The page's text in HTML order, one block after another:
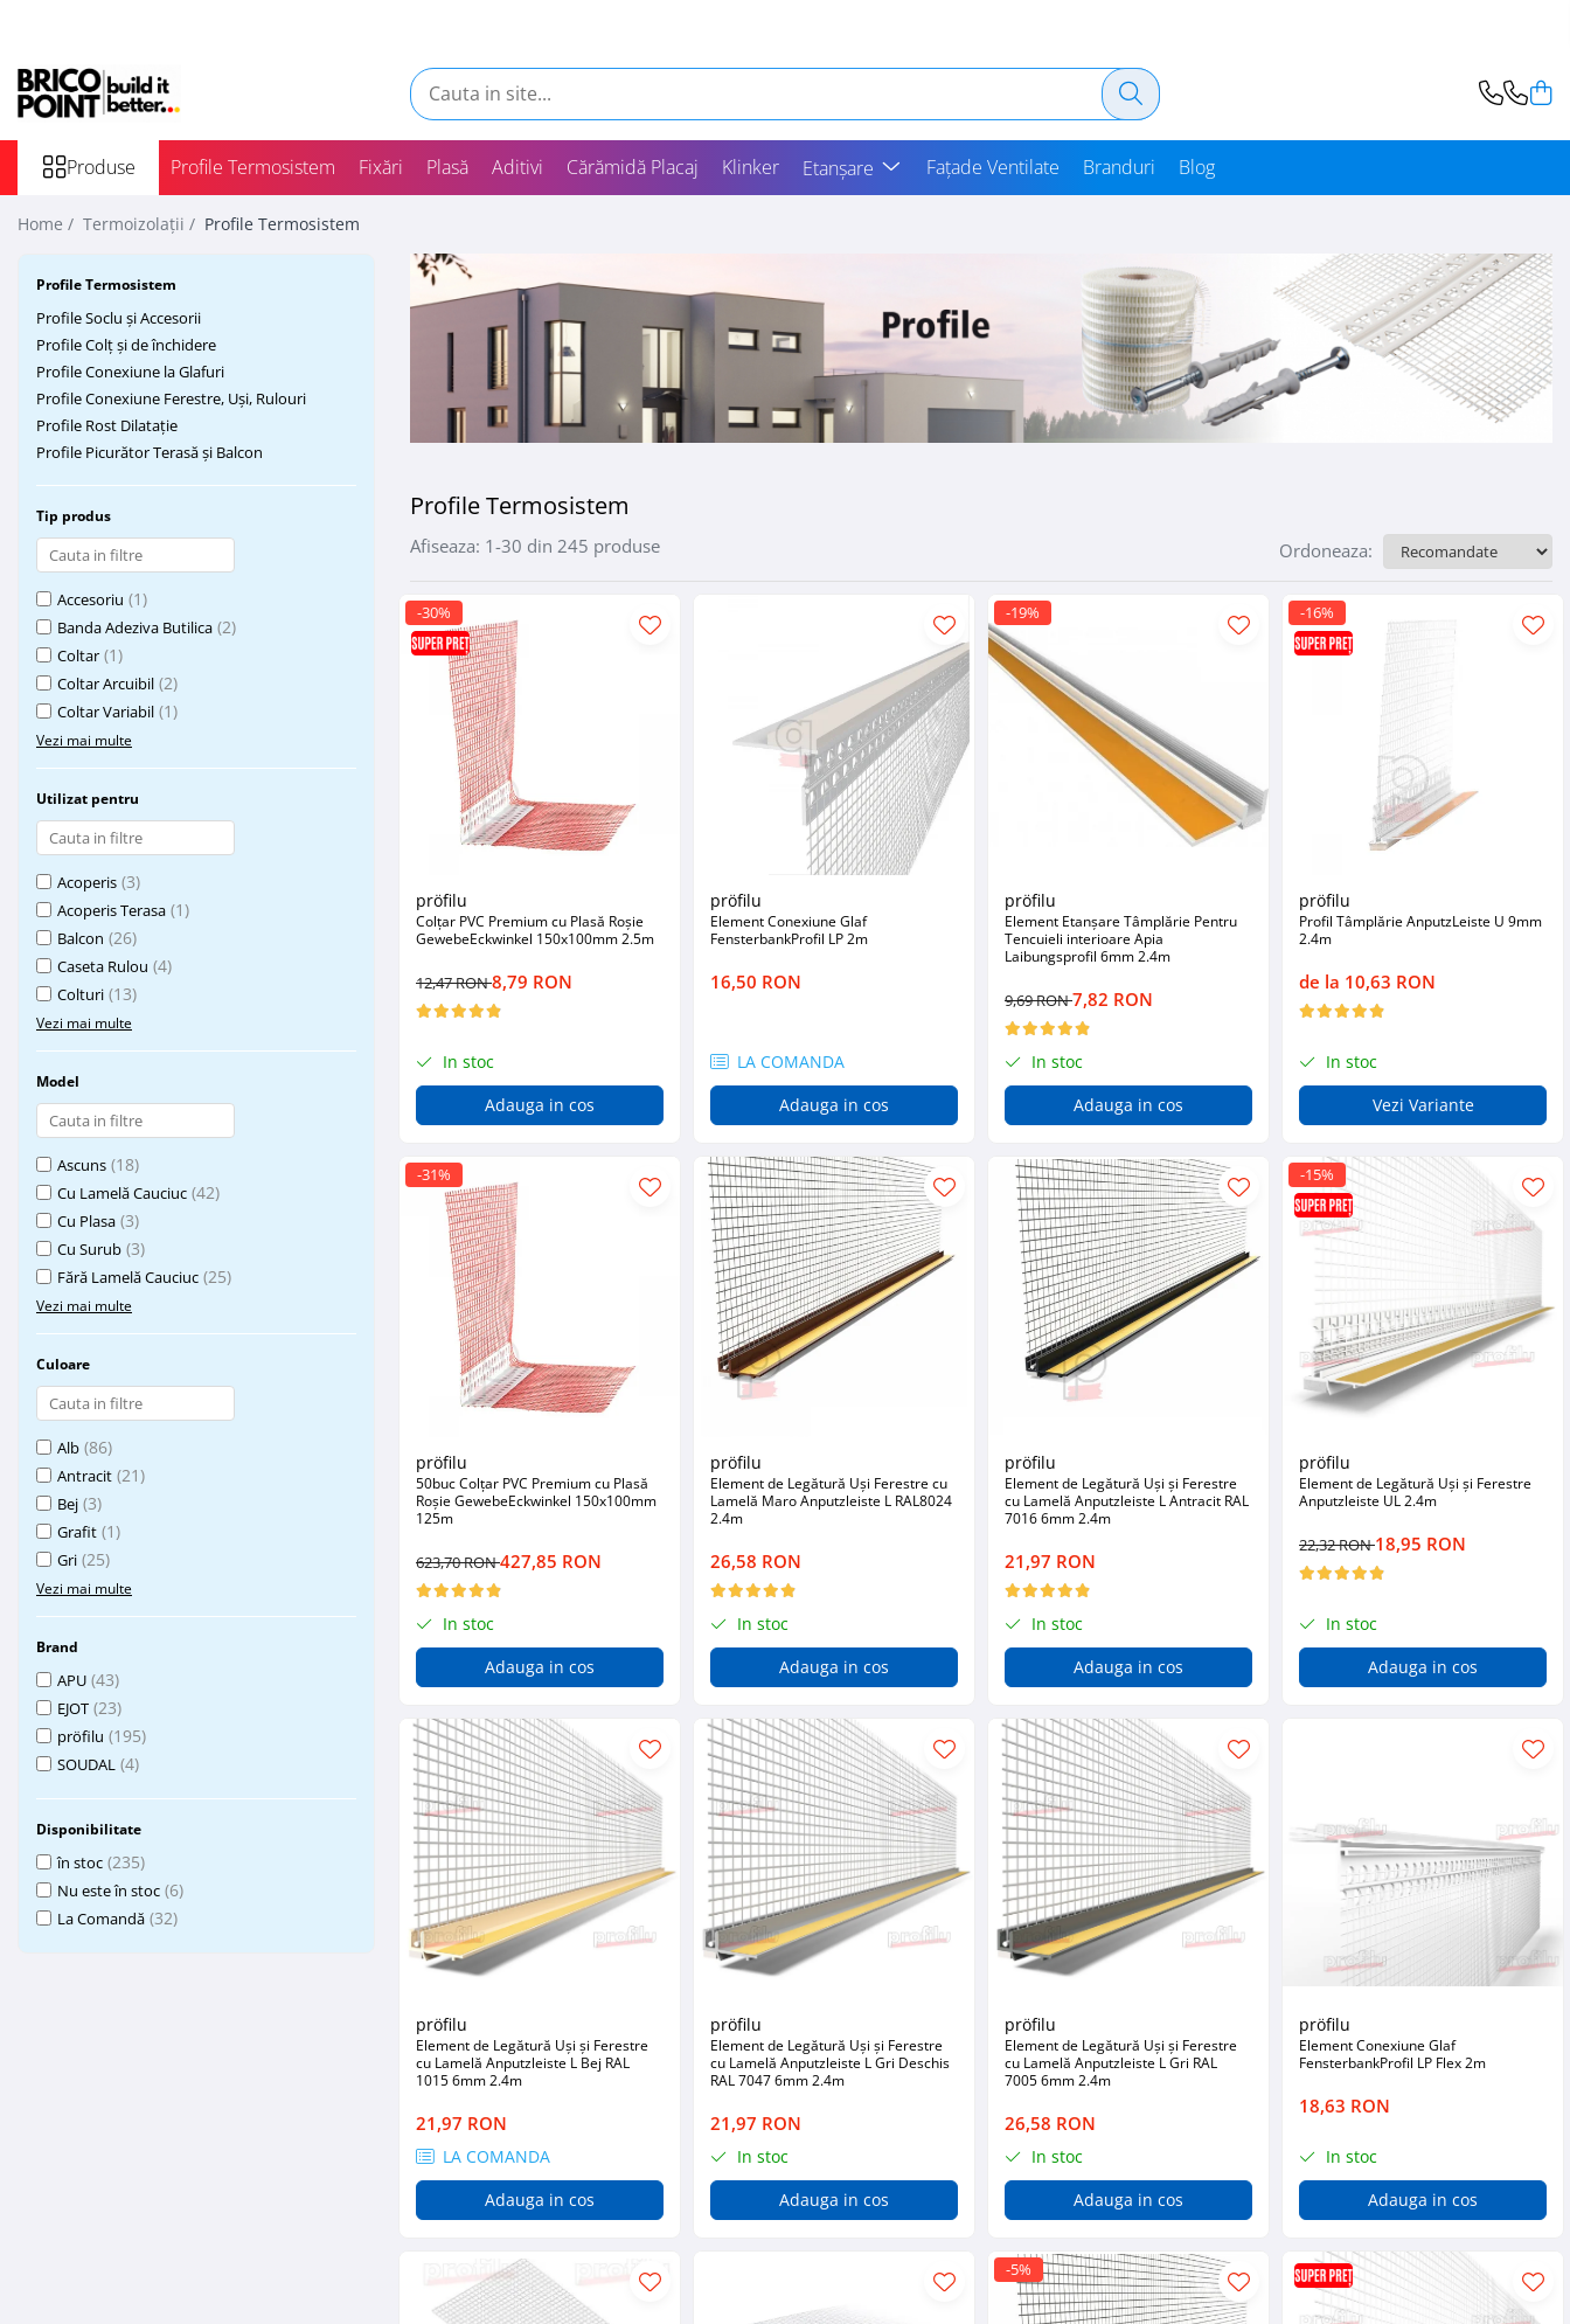
Produse
Termoizolații
Profile Termosistem
Profile Soclu și Accesorii
Profile Colț și de închidere
Profile Conexiune Ferestre, Uși,
Rulouri
Profile Rost Dilatație
Profile Picurător Terasă și Balcon
Fixări Termoizolații
Dibluri prin Batere
Dibluri prin înfiletare
Plasă Armare
Plasă Termoizolație
Plasă Tencuieli și Șape
Alte Plase
Doze și Platforme
Adezivi Termoizolații
Benzi Adezive
Etanșare Străpungeri
Folie Difuzie Anticondens
Vată Minerală
Vată Bazaltică
Polistiren Expandat & Extrudat
Finisaje
Accesorii Finisaje
Garnituri Adezive Uși Ferestre
Gips Carton
Șuruburi Gips Carton
Piese pentru CD si UA
Benzi Gips Carton
Dibluri Gips Carton
Profile Gips Carton
Ipsos îmbinare Gips Carton
Lemn
Adezivi Acoperiri Elastice și Textile
Adezivi Parchet și Lemn
Produse pentru Curățare
Colțare Protecție
Profile Baie
Placări Ceramice și din Piatră
Profile Dilatatie
Chituri de Rosturi
Distanțiere si Pene pentru Nivelare
Adezivi
Produse pentru Curățare
Hidroizolații
Accesorii Hidroizolații
Etanșanți Elastici și Adezivi
Etanșanți
Etanșare
La Aer
La Ferestre
La Străpungeri
Produse Profile Termosistem Fixări Plasă Aditivi Cărămidă Placaj Klinker Etanșare Fațade Ventilate Branduri Blog
Home / Termoizolații / Profile Termosistem
Profile Termosistem
Profile Termosistem
Profile Soclu și Accesorii
Profile Colț și de închidere
Profile Conexiune la Glafuri
Profile Conexiune Ferestre, Uși, Rulouri
Profile Rost Dilatație
Profile Picurător Terasă și Balcon
Tip produs
Accesoriu (1)
Banda Adeziva Butilica (2)
Coltar (1)
Coltar Arcuibil (2)
Coltar Variabil (1)
Vezi mai multe
Utilizat pentru
Acoperis (3)
Acoperis Terasa (1)
Balcon (26)
Caseta Rulou (4)
Colturi (13)
Vezi mai multe
Model
Ascuns (18)
Cu Lamelă Cauciuc (42)
Cu Plasa (3)
Cu Surub (3)
Fără Lamelă Cauciuc (25)
Vezi mai multe
Culoare
Alb (86)
Antracit (21)
Bej (3)
Grafit (1)
Gri (25)
Vezi mai multe
Brand
APU (43)
EJOT (23)
pröfilu (195)
SOUDAL (4)
Disponibilitate
în stoc (235)
Nu este în stoc (6)
La Comandă (32)
Afiseaza: 1-30 din 245 produse Ordoneaza:
-30%
pröfilu
Colțar PVC Premium cu Plasă Roșie
GewebeEckwinkel 150x100mm 2.5m
12,47 RON8,79 RON
In stoc
Adauga in cos
pröfilu
Element Conexiune Glaf
FensterbankProfil LP 2m
16,50 RON
LA COMANDA
Adauga in cos
-19%
pröfilu
Element Etanșare Tâmplărie Pentru
Tencuieli interioare Apia
Laibungsprofil 6mm 2.4m
9,69 RON7,82 RON
In stoc
Adauga in cos
-16%
pröfilu
Profil Tâmplărie AnputzLeiste U 9mm
2.4m
de la 10,63 RON
In stoc
Vezi Variante
-31%
pröfilu
50buc Colțar PVC Premium cu Plasă
Roșie GewebeEckwinkel 150x100mm
125m
623,70 RON427,85 RON
In stoc
Adauga in cos
pröfilu
Element de Legătură Uși Ferestre cu
Lamelă Maro Anputzleiste L RAL8024
2.4m
26,58 RON
In stoc
Adauga in cos
pröfilu
Element de Legătură Uși și Ferestre
cu Lamelă Anputzleiste L Antracit RAL
7016 6mm 2.4m
21,97 RON
In stoc
Adauga in cos
-15%
pröfilu
Element de Legătură Uși și Ferestre
Anputzleiste UL 2.4m
22,32 RON18,95 RON
In stoc
Adauga in cos
pröfilu
Element de Legătură Uși și Ferestre
cu Lamelă Anputzleiste L Bej RAL
1015 6mm 2.4m
21,97 RON
LA COMANDA
Adauga in cos
pröfilu
Element de Legătură Uși și Ferestre
cu Lamelă Anputzleiste L Gri Deschis
RAL 7047 6mm 2.4m
21,97 RON
In stoc
Adauga in cos
pröfilu
Element de Legătură Uși și Ferestre
cu Lamelă Anputzleiste L Gri RAL
7005 6mm 2.4m
26,58 RON
In stoc
Adauga in cos
pröfilu
Element Conexiune Glaf
FensterbankProfil LP Flex 2m
18,63 RON
In stoc
Adauga in cos
-5%